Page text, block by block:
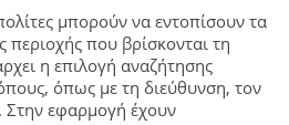
μπορούν να εντοπίσουν τα
περιοχής που βρίσκονται τη
η επιλογή αναζήτησης
όπως με τη διεύθυνση, τον
Στην εφαρμογή έχουν